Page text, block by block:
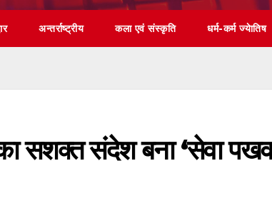
अन्तर्राष्ट्रीय कला एवं संस्कृति धर्म-कर्म ज्येातिष
सशक्त संदेश बना ‘सेवा